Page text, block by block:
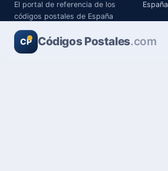
El portal de referencia de los
códigos postales de España
España
CP Códigos Postales.com